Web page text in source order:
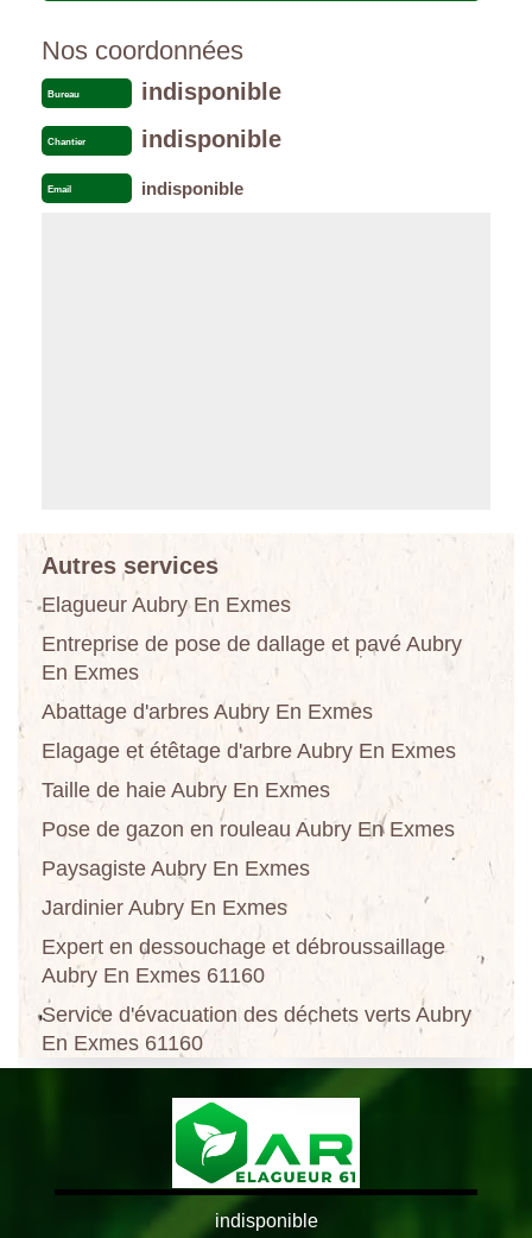
Nos coordonnées
Bureau indisponible
Chantier indisponible
Email indisponible
Autres services
Elagueur Aubry En Exmes
Entreprise de pose de dallage et pavé Aubry
En Exmes
Abattage d'arbres Aubry En Exmes
Elagage et étêtage d'arbre Aubry En Exmes
Taille de haie Aubry En Exmes
Pose de gazon en rouleau Aubry En Exmes
Paysagiste Aubry En Exmes
Jardinier Aubry En Exmes
Expert en dessouchage et débroussaillage
Aubry En Exmes 61160
Service d'évacuation des déchets verts Aubry
En Exmes 61160
indisponible